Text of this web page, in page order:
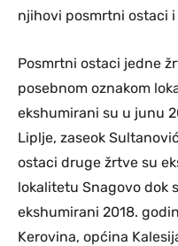
njihovi posmrtni ostaci
Posmrtni ostaci jedne
posebnom oznakom
ekshumirani su u junu
Liplje, zaseok
ostaci druge žrtve su
lokalitetu Snagovo dok
ekshumirani 2018.
Kerovina, općina